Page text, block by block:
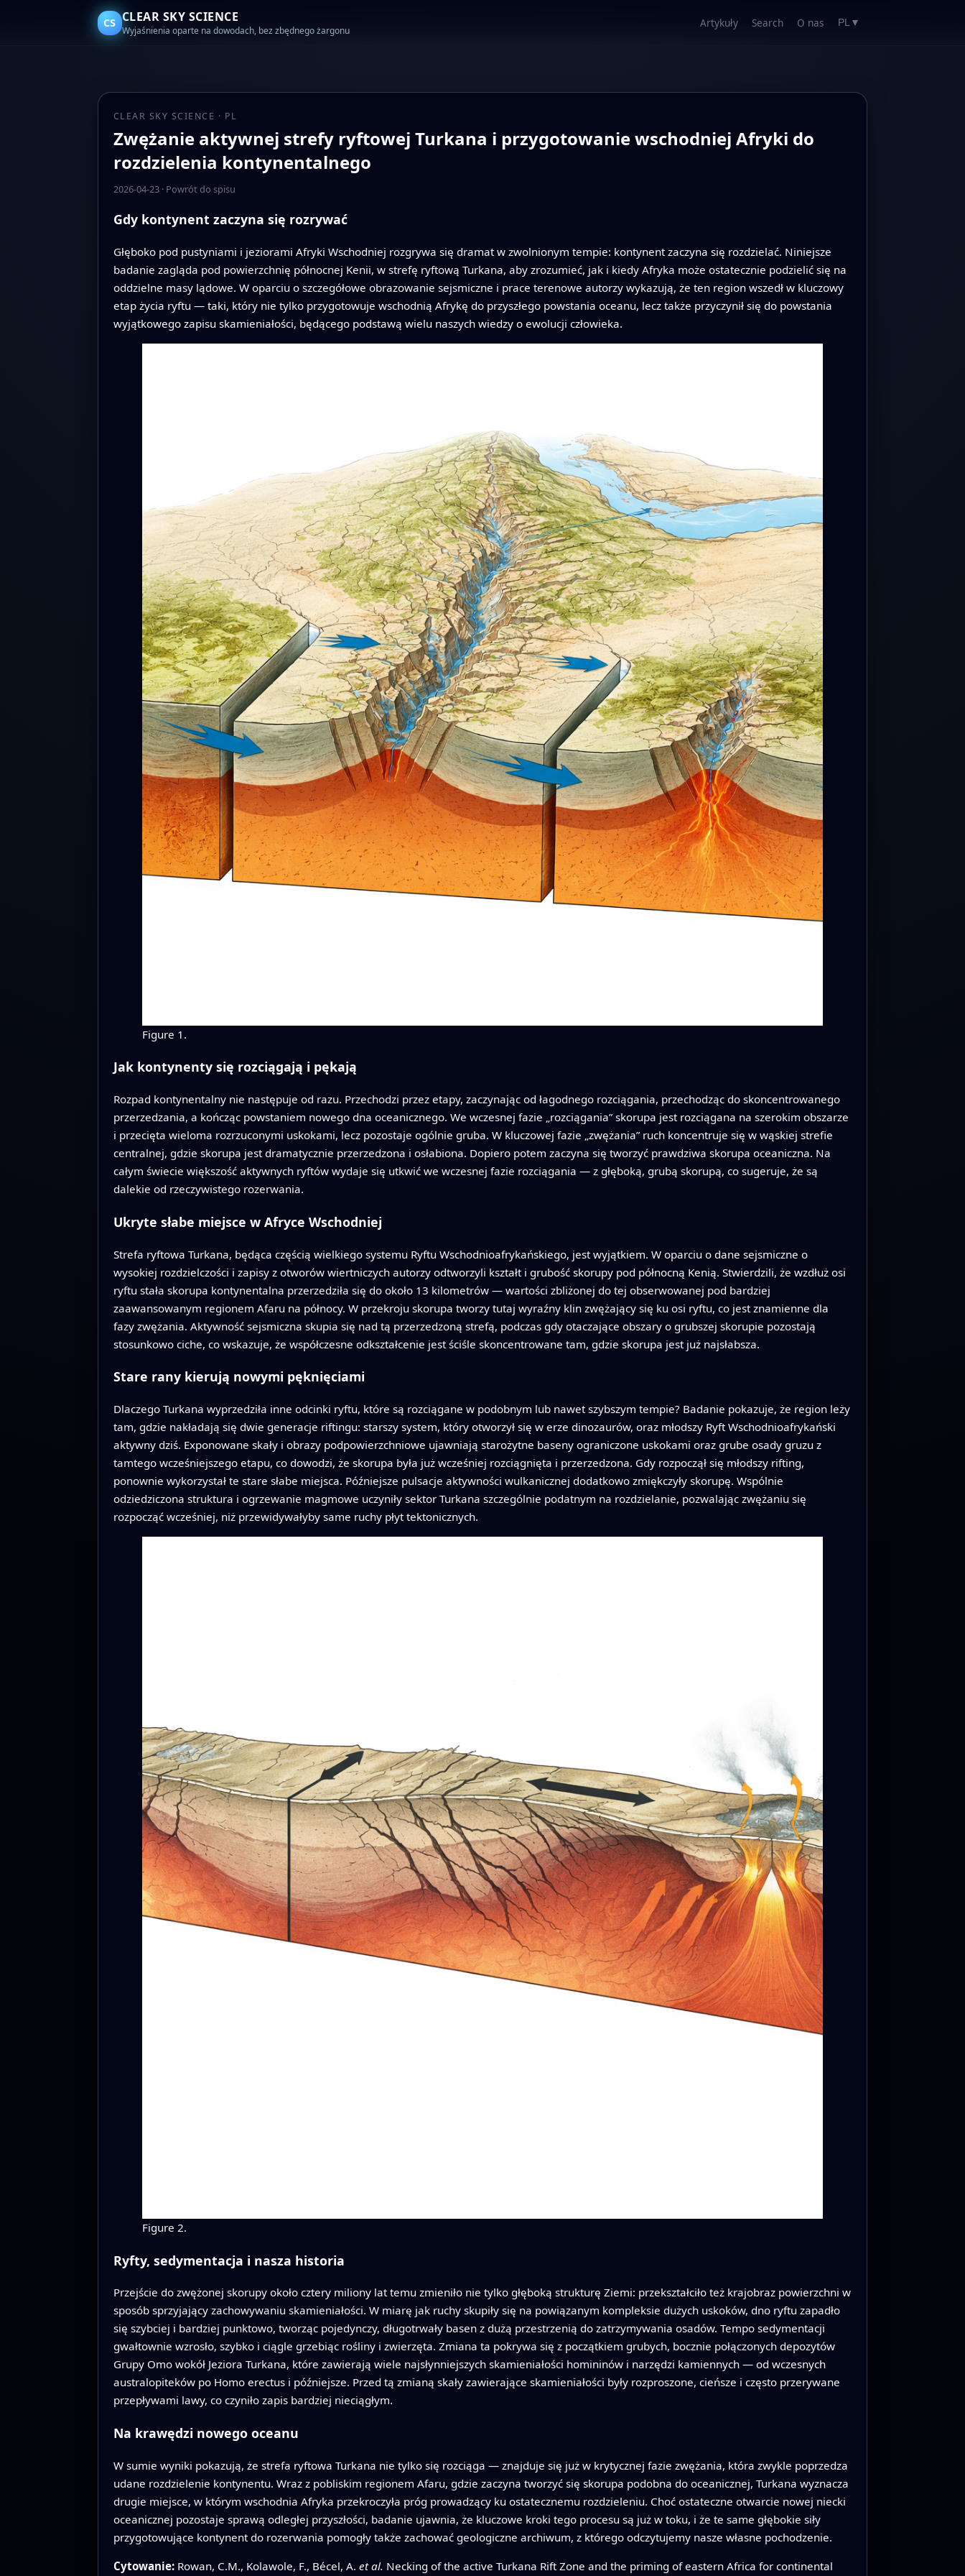
CS CLEAR SKY SCIENCE
Wyjaśnienia oparte na dowodach, bez zbędnego żargonu
Artykuły Search O nas PL ▼
CLEAR SKY SCIENCE · PL
Zwężanie aktywnej strefy ryftowej Turkana i przygotowanie wschodniej Afryki do
rozdzielenia kontynentalnego
2026-04-23· Powrót do spisu
Gdy kontynent zaczyna się rozrywać
Głęboko pod pustyniami i jeziorami Afryki Wschodniej rozgrywa się dramat w zwolnionym tempie: kontynent zaczyna się rozdzielać. Niniejsze
badanie zagląda pod powierzchnię północnej Kenii, w strefę ryftową Turkana, aby zrozumieć, jak i kiedy Afryka może ostatecznie podzielić się na
oddzielne masy lądowe. W oparciu o szczegółowe obrazowanie sejsmiczne i prace terenowe autorzy wykazują, że ten region wszedł w kluczowy
etap życia ryftu — taki, który nie tylko przygotowuje wschodnią Afrykę do przyszłego powstania oceanu, lecz także przyczynił się do powstania
wyjątkowego zapisu skamieniałości, będącego podstawą wielu naszych wiedzy o ewolucji człowieka.
Figure 1.
Jak kontynenty się rozciągają i pękają
Rozpad kontynentalny nie następuje od razu. Przechodzi przez etapy, zaczynając od łagodnego rozciągania, przechodząc do skoncentrowanego
przerzedzania, a kończąc powstaniem nowego dna oceanicznego. We wczesnej fazie „rozciągania” skorupa jest rozciągana na szerokim obszarze
i przecięta wieloma rozrzuconymi uskokami, lecz pozostaje ogólnie gruba. W kluczowej fazie „zwężania” ruch koncentruje się w wąskiej strefie
centralnej, gdzie skorupa jest dramatycznie przerzedzona i osłabiona. Dopiero potem zaczyna się tworzyć prawdziwa skorupa oceaniczna. Na
całym świecie większość aktywnych ryftów wydaje się utkwić we wczesnej fazie rozciągania — z głęboką, grubą skorupą, co sugeruje, że są
dalekie od rzeczywistego rozerwania.
Ukryte słabe miejsce w Afryce Wschodniej
Strefa ryftowa Turkana, będąca częścią wielkiego systemu Ryftu Wschodnioafrykańskiego, jest wyjątkiem. W oparciu o dane sejsmiczne o
wysokiej rozdzielczości i zapisy z otworów wiertniczych autorzy odtworzyli kształt i grubość skorupy pod północną Kenią. Stwierdzili, że wzdłuż osi
ryftu stała skorupa kontynentalna przerzedziła się do około 13 kilometrów — wartości zbliżonej do tej obserwowanej pod bardziej
zaawansowanym regionem Afaru na północy. W przekroju skorupa tworzy tutaj wyraźny klin zwężający się ku osi ryftu, co jest znamienne dla
fazy zwężania. Aktywność sejsmiczna skupia się nad tą przerzedzoną strefą, podczas gdy otaczające obszary o grubszej skorupie pozostają
stosunkowo ciche, co wskazuje, że współczesne odkształcenie jest ściśle skoncentrowane tam, gdzie skorupa jest już najsłabsza.
Stare rany kierują nowymi pęknięciami
Dlaczego Turkana wyprzedziła inne odcinki ryftu, które są rozciągane w podobnym lub nawet szybszym tempie? Badanie pokazuje, że region leży
tam, gdzie nakładają się dwie generacje riftingu: starszy system, który otworzył się w erze dinozaurów, oraz młodszy Ryft Wschodnioafrykański
aktywny dziś. Exponowane skały i obrazy podpowierzchniowe ujawniają starożytne baseny ograniczone uskokami oraz grube osady gruzu z
tamtego wcześniejszego etapu, co dowodzi, że skorupa była już wcześniej rozciągnięta i przerzedzona. Gdy rozpoczął się młodszy rifting,
ponownie wykorzystał te stare słabe miejsca. Późniejsze pulsacje aktywności wulkanicznej dodatkowo zmiękczyły skorupę. Wspólnie
odziedziczona struktura i ogrzewanie magmowe uczyniły sektor Turkana szczególnie podatnym na rozdzielanie, pozwalając zwężaniu się
rozpocząć wcześniej, niż przewidywałyby same ruchy płyt tektonicznych.
Figure 2.
Ryfty, sedymentacja i nasza historia
Przejście do zwężonej skorupy około cztery miliony lat temu zmieniło nie tylko głęboką strukturę Ziemi: przekształciło też krajobraz powierzchni w
sposób sprzyjający zachowywaniu skamieniałości. W miarę jak ruchy skupiły się na powiązanym kompleksie dużych uskoków, dno ryftu zapadło
się szybciej i bardziej punktowo, tworząc pojedynczy, długotrwały basen z dużą przestrzenią do zatrzymywania osadów. Tempo sedymentacji
gwałtownie wzrosło, szybko i ciągle grzebiąc rośliny i zwierzęta. Zmiana ta pokrywa się z początkiem grubych, bocznie połączonych depozytów
Grupy Omo wokół Jeziora Turkana, które zawierają wiele najsłynniejszych skamieniałości homininów i narzędzi kamiennych — od wczesnych
australopiteków po Homo erectus i późniejsze. Przed tą zmianą skały zawierające skamieniałości były rozproszone, cieńsze i często przerywane
przepływami lawy, co czyniło zapis bardziej nieciągłym.
Na krawędzi nowego oceanu
W sumie wyniki pokazują, że strefa ryftowa Turkana nie tylko się rozciąga — znajduje się już w krytycznej fazie zwężania, która zwykle poprzedza
udane rozdzielenie kontynentu. Wraz z pobliskim regionem Afaru, gdzie zaczyna tworzyć się skorupa podobna do oceanicznej, Turkana wyznacza
drugie miejsce, w którym wschodnia Afryka przekroczyła próg prowadzący ku ostatecznemu rozdzieleniu. Choć ostateczne otwarcie nowej niecki
oceanicznej pozostaje sprawą odległej przyszłości, badanie ujawnia, że kluczowe kroki tego procesu są już w toku, i że te same głębokie siły
przygotowujące kontynent do rozerwania pomogły także zachować geologiczne archiwum, z którego odczytujemy nasze własne pochodzenie.
Cytowanie: Rowan, C.M., Kolawole, F., Bécel, A. et al. Necking of the active Turkana Rift Zone and the priming of eastern Africa for continental